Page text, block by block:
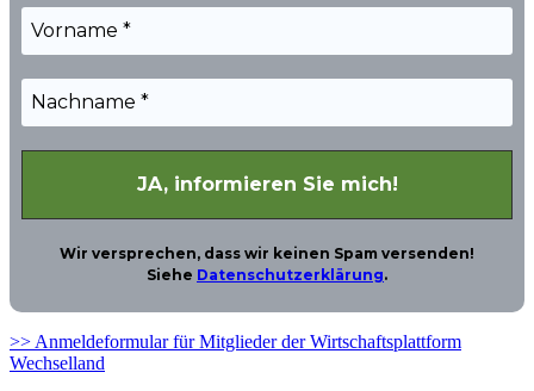
Wir versprechen, dass wir keinen Spam versenden!
Siehe Datenschutzerklärung.
>> Anmeldeformular für Mitglieder der Wirtschaftsplattform
Wechselland